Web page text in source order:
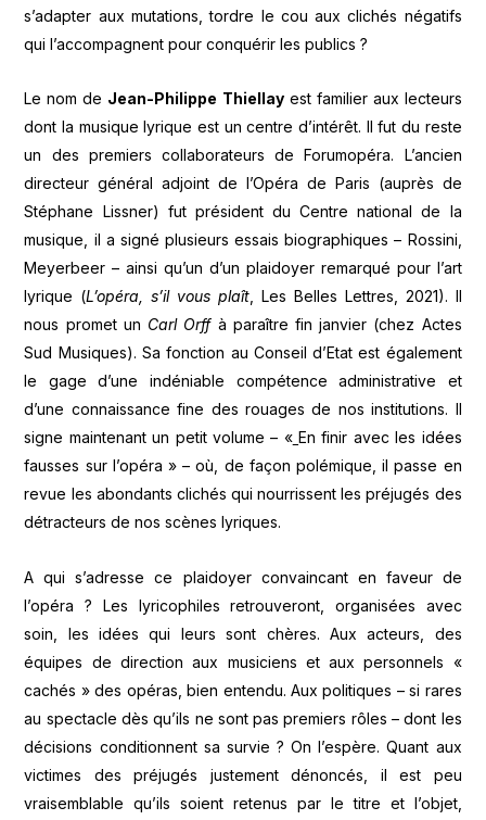
s’adapter aux mutations, tordre le cou aux clichés négatifs
qui l’accompagnent pour conquérir les publics ?
Le nom de Jean-Philippe Thiellayest familier aux lecteurs
dont la musique lyrique est un centre d’intérêt. Il fut du reste
un des premiers collaborateurs de Forumopéra. L’ancien
directeur général adjoint de l’Opéra de Paris (auprès de
Stéphane Lissner) fut président du Centre national de la
musique, il a signé plusieurs essais biographiques – Rossini,
Meyerbeer – ainsi qu’un d’un plaidoyer remarqué pour l’art
lyrique (L’opéra, s’il vous plaît, Les Belles Lettres, 2021). Il
nous promet un Carl Orffà paraître fin janvier (chez Actes
Sud Musiques). Sa fonction au Conseil d’Etat est également
le gage d’une indéniable compétence administrative et
d’une connaissance fine des rouages de nos institutions. Il
signe maintenant un petit volume – « En finir avec les idées
fausses sur l’opéra » – où, de façon polémique, il passe en
revue les abondants clichés qui nourrissent les préjugés des
détracteurs de nos scènes lyriques.
A qui s’adresse ce plaidoyer convaincant en faveur de
l’opéra ? Les lyricophiles retrouveront, organisées avec
soin, les idées qui leurs sont chères. Aux acteurs, des
équipes de direction aux musiciens et aux personnels «
cachés » des opéras, bien entendu. Aux politiques – si rares
au spectacle dès qu’ils ne sont pas premiers rôles – dont les
décisions conditionnent sa survie ? On l’espère. Quant aux
victimes des préjugés justement dénoncés, il est peu
vraisemblable qu’ils soient retenus par le titre et l’objet,